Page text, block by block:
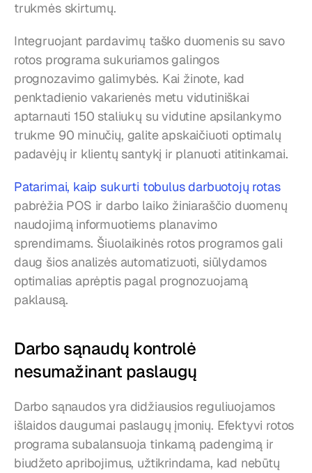
trukmės skirtumų.
Integruojant pardavimų taško duomenis su savo
rotos programa sukuriamos galingos
prognozavimo galimybės. Kai žinote, kad
penktadienio vakarienės metu vidutiniškai
aptarnauti 150 staliukų su vidutine apsilankymo
trukme 90 minučių, galite apskaičiuoti optimalų
padavėjų ir klientų santykį ir planuoti atitinkamai.
Patarimai, kaip sukurti tobulus darbuotojų rotas
pabrėžia POS ir darbo laiko žiniaraščio duomenų
naudojimą informuotiems planavimo
sprendimams. Šiuolaikinės rotos programos gali
daug šios analizės automatizuoti, siūlydamos
optimalias aprėptis pagal prognozuojamą
paklausą.
Darbo sąnaudų kontrolė
nesumažinant paslaugų
Darbo sąnaudos yra didžiausios reguliuojamos
išlaidos daugumai paslaugų įmonių. Efektyvi rotos
programa subalansuoja tinkamą padengimą ir
biudžeto apribojimus, užtikrindama, kad nebūtų